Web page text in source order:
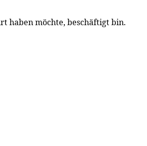
haben möchte, beschäftigt bin.